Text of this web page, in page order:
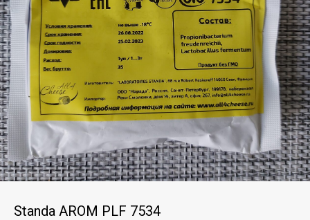
Standa AROM PLF 7534